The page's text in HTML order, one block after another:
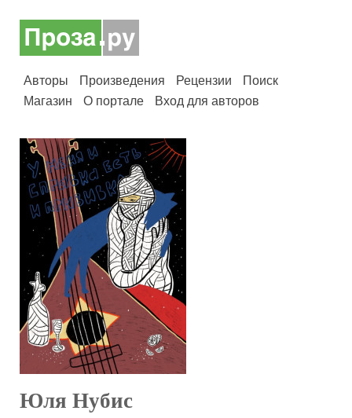
Авторы Произведения Рецензии
Поиск
Магазин
О портале Вход для авторов
Юля Нубис